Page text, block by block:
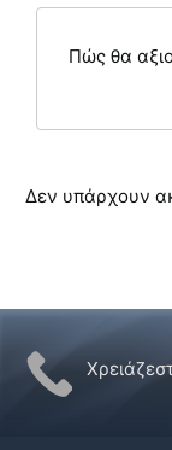
Πώς θα
Δεν υπάρχουν